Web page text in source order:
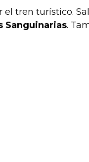
tren turístico.
Sanguinarias.